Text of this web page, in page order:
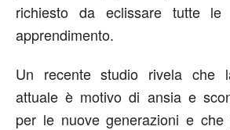
richiesto da eclissare tutte
apprendimento.
Un recente studio rivela che
attuale è motivo di ansia e
per le nuove generazioni e